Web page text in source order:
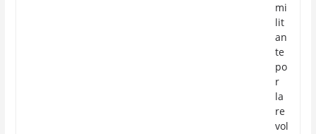
mi
lit
an
te
po
r
la
re
vol